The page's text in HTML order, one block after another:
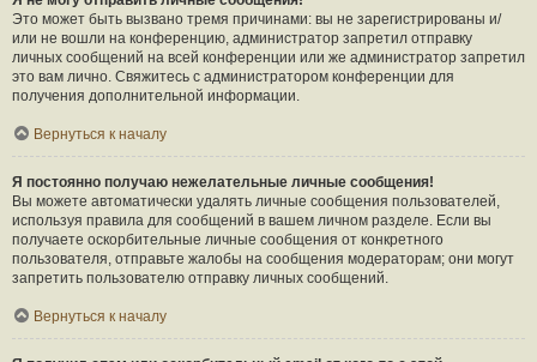
Это может быть вызвано тремя причинами: вы не зарегистрированы и/
или не вошли на конференцию, администратор запретил отправку
личных сообщений на всей конференции или же администратор запретил
это вам лично. Свяжитесь с администратором конференции для
получения дополнительной информации.
Вернуться к началу
Я постоянно получаю нежелательные личные сообщения!
Вы можете автоматически удалять личные сообщения пользователей,
используя правила для сообщений в вашем личном разделе. Если вы
получаете оскорбительные личные сообщения от конкретного
пользователя, отправьте жалобы на сообщения модераторам; они могут
запретить пользователю отправку личных сообщений.
Вернуться к началу